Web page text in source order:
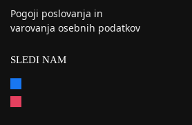
Pogoji poslovanja in
varovanja osebnih podatkov
SLEDI NAM